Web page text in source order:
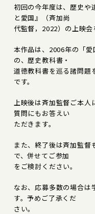
初回の今年度は、歴史や
と愛国』（斉加尚
代監督，2022）の上映会
本作品は、2006年の「
の、歴史教科書・
道徳教科書を巡る諸問題
です。
上映後は斉加監督ご本
質問にもお答えい
ただきます。
また、終了後は斉加監督
で、併せてご参加
をご検討ください。
なお、応募多数の場合は
す。予めご了承くだ
さい。